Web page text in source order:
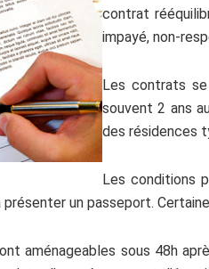
contrat
impayé, non-
Les contrats se
souvent 2 ans
des résidences
Les conditions
présenter un passeport.
aménageables sous 48h